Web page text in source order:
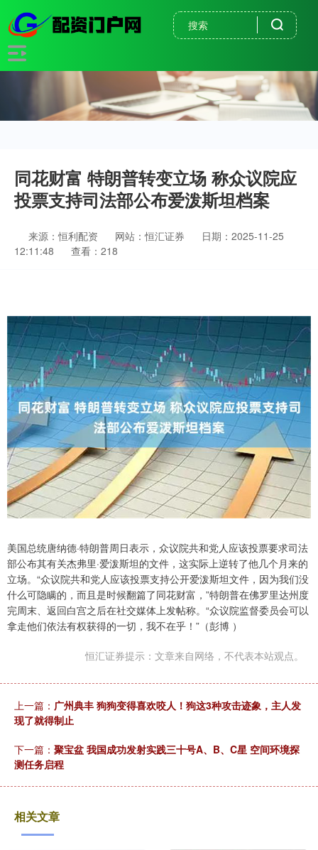
同花财富 特朗普转变立场 称众议院应
投票支持司法部公布爱泼斯坦档案
来源：恒利配资 网站：恒汇证券
日期：2025-11-25
12:11:48
查看：218
美国总统唐纳德·特朗普周日表示，众议院共和党人应该投票要求司法
部公布其有关杰弗里·爱泼斯坦的文件，这实际上逆转了他几个月来的
立场。“众议院共和党人应该投票支持公开爱泼斯坦文件，因为我们没
什么可隐瞒的，而且是时候翻篇了同花财富，”特朗普在佛罗里达州度
完周末、返回白宫之后在社交媒体上发帖称。“众议院监督委员会可以
拿走他们依法有权获得的一切，我不在乎！”（彭博 ）
恒汇证券提示：文章来自网络，不代表本站观点。
上一篇： 广州典丰 狗狗变得喜欢咬人！狗这3种攻击迹象，主人发
现了就得制止
下一篇： 聚宝盆 我国成功发射实践三十号A、B、C星 空间环境探
测任务启程
相关文章